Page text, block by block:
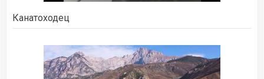
Канатоходец